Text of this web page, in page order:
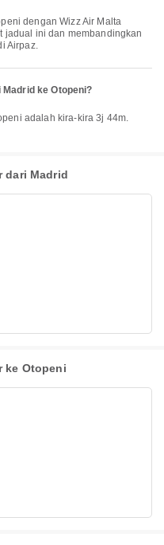
jadual ini dan membandingkan
Airpaz.
ke Otopeni?
adalah kira-kira 3j 44m.
dari Madrid
ke Otopeni